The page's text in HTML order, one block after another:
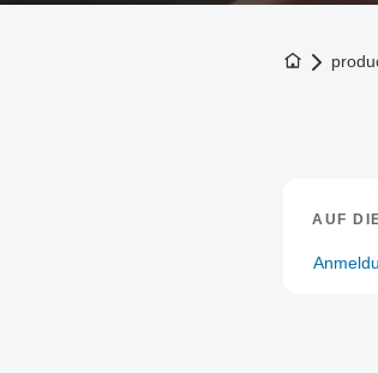
Zur
AUF